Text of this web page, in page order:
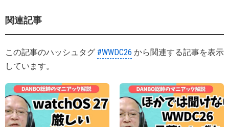
関連記事
この記事のハッシュタグ #WWDC26 から関連する記事を表示
しています。